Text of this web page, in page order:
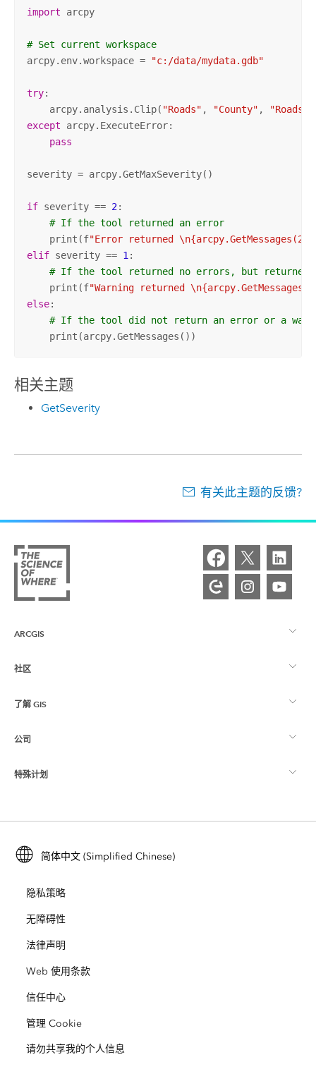
import arcpy
# Set current workspace
arcpy.env.workspace =
"c:/data/mydata.gdb"
try:
    arcpy.analysis.Clip(
"Roads" , "County" ,
except arcpy.ExecuteError:
pass
severity = arcpy.GetMaxSeverity()
if severity == 2:
# If the tool returned an error
    print(f
"Error returned
elif severity == 1 :
# If the tool returned no errors, but returned
    print(f
"Warning returned
else:
# If the tool did not return an error or a
    print(arcpy.GetMessages())
相关主题
GetSeverity
有关此主题的反馈?
ARCGIS
ArcGIS 概览
制图
Esri Store
社区
Esri 社区
ArcGIS 博客
Esri 年轻专家关系网
了解 GIS
什么是 GIS？
位置智能
培训
ArcUser
ArcNews
ArcWatch
Esri 视频
公司
关于 Esri
招贤纳士
开放视野
业务行为准则
网站地图
特殊计划
ArcGIS for Student Use
保护
教育
种族平等
简体中文 (Simplified Chinese)
隐私策略
无障碍性
法律声明
Web 使用条款
信任中心
管理 Cookie
请勿共享我的个人信息